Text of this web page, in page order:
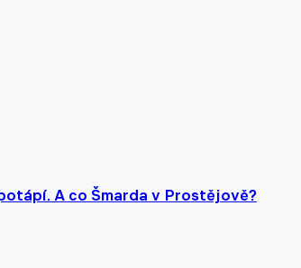
A co Šmarda v Prostějově?